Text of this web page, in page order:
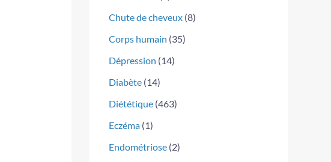
Chute de cheveux (8)
Corps humain (35)
Dépression (14)
Diabète (14)
Diététique (463)
Eczéma (1)
Endométriose (2)